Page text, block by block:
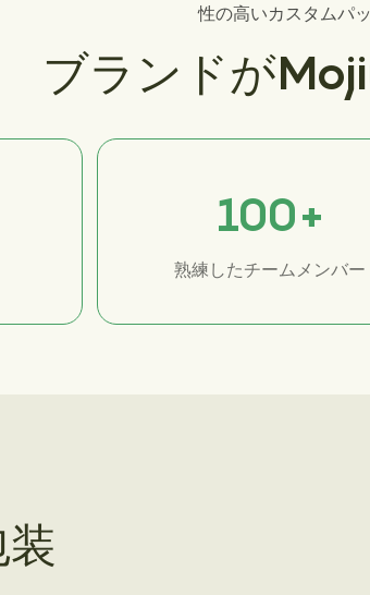
性の高いカスタムパ
ブランドが
100+
熟練したチームメンバー